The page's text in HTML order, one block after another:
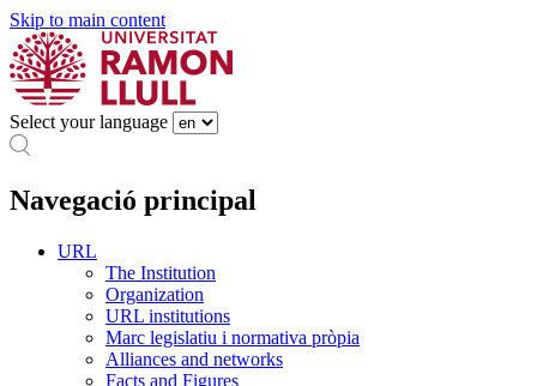
Skip to main content
Select your language
Navegació principal
URL
The Institution
Organization
URL institutions
Marc legislatiu i normativa pròpia
Alliances and networks
Facts and Figures